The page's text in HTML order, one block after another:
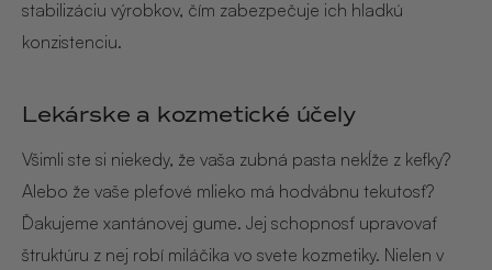
stabilizáciu výrobkov, čím zabezpečuje ich hladkú
konzistenciu.
Lekárske a kozmetické účely
Všimli ste si niekedy, že vaša zubná pasta nekĺže z kefky?
Alebo že vaše pleťové mlieko má hodvábnu tekutosť?
Ďakujeme xantánovej gume. Jej schopnosť upravovať
štruktúru z nej robí miláčika vo svete kozmetiky. Nielen v